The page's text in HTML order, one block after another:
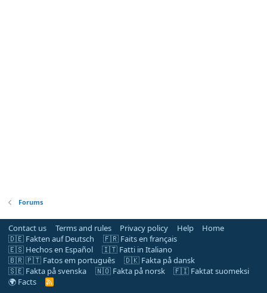
Forums
Contact us Terms and rules Privacy policy Help
Home
🇩🇪 Fakten auf Deutsch
🇫🇷 Faits en français
🇪🇸 Hechos en Español
🇮🇹 Fatti in Italiano
🇧🇷 🇵🇹 Fatos em português
🇩🇰 Fakta på dansk
🇸🇪 Fakta på svenska
🇳🇴 Fakta på norsk
🇫🇮 Faktat suomeksi
🌍 Facts
R